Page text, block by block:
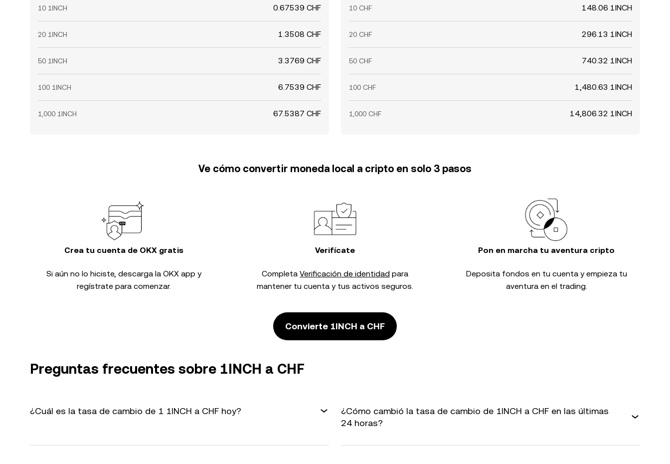
10 1INCH 0.67539 CHF
20 1INCH 1.3508 CHF
50 1INCH 3.3769 CHF
100 1INCH 6.7539 CHF
1,000 1INCH 67.5387 CHF
10 CHF 148.06 1INCH
20 CHF 296.13 1INCH
50 CHF 740.32 1INCH
100 CHF 1,480.63 1INCH
1,000 CHF 14,806.32 1INCH
Ve cómo convertir moneda local a cripto en solo 3 pasos
Crea tu cuenta de OKX gratis
Si aún no lo hiciste, descarga la OKX app y
regístrate para comenzar.
Verifícate
Completa Verificación de identidad para
mantener tu cuenta y tus activos seguros.
Pon en marcha tu aventura cripto
Deposita fondos en tu cuenta y empieza tu
aventura en el trading.
Convierte 1INCH a CHF
Preguntas frecuentes sobre 1INCH a CHF
¿Cuál es la tasa de cambio de 1 1INCH a CHF hoy?
¿Cómo cambió la tasa de cambio de 1INCH a CHF en las últimas
24 horas?